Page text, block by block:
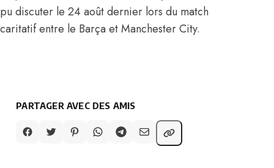
pu discuter le 24 août dernier lors du match
caritatif entre le Barça et Manchester City.
PARTAGER AVEC DES AMIS